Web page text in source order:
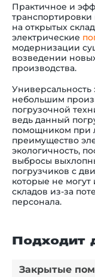
Практичное и
на открытых
электрические
модернизации
возведении
производства.
Универсальность
небольшим
погрузочной
ведь данный
помощником при
преимущество
экологичность,
выбросы
погрузчиков с
которые не могут
складов из-за
персонала.
Подходит
Закрытые